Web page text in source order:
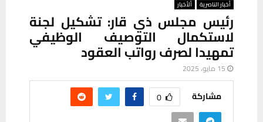
أخبار الناصرية ألأخبار
رئيس مجلس ذي قار: تشكيل لجنة
لاستكمال التوصيف الوظيفي
تمهيدا لصرف رواتب العقود
15 مايو، 2025
مشاركة 0